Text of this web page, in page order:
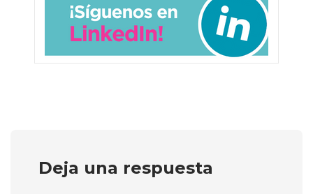
Deja una respuesta